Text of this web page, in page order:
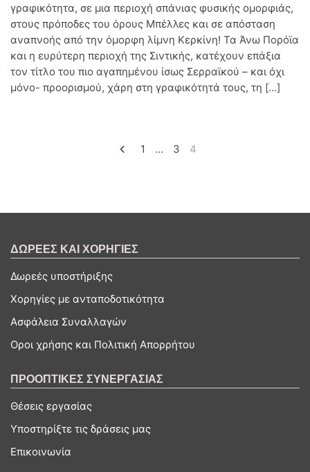
γραφικότητα, σε μια περιοχή σπάνιας φυσικής ομορφιάς,
στους πρόποδες του όρους Μπέλλες και σε απόσταση
αναπνοής από την όμορφη λίμνη Κερκίνη! Τα Άνω Πορόϊα
και η ευρύτερη περιοχή της Σιντικής, κατέχουν επάξια
τον τίτλο του πιο αγαπημένου ίσως Σερραϊκού – και όχι
μόνο- προορισμού, χάρη στη γραφικότητά τους, τη […]
άρθρων
1 … 3 4
ΔΩΡΕΕΣ ΚΑΙ ΧΟΡΗΓΙΕΣ
Δωρεές υποστήριξης
Χορηγίες με ανταποδοτικότητα
Ασφάλεια Συναλλαγών
Οροι χρήσης και Πολιτική Απορρήτου
ΠΡΟΟΠΤΙΚΕΣ ΣΥΝΕΡΓΑΣΙΑΣ
Θέσεις εργασίας
Υποστηρίξτε τις δράσεις μας
Επικοινωνία